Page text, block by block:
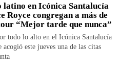
en Icónica Santalucía
Royce congregan a más de
“Mejor tarde que nunca”
todo lo alto en el Icónica Santalucía
este jueves una de las citas